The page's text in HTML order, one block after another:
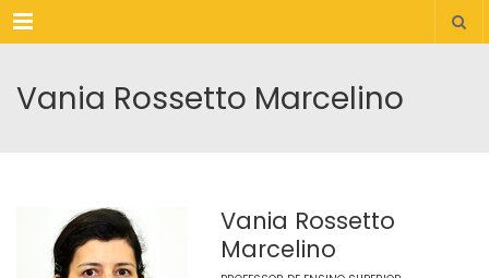
Menu
Vania Rossetto Marcelino
Vania Rossetto
Marcelino